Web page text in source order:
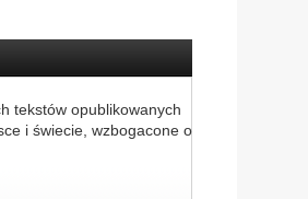
tekstów opublikowanych
i świecie, wzbogacone o